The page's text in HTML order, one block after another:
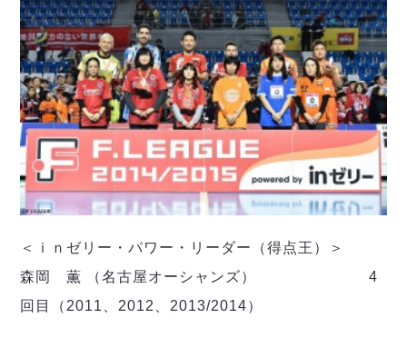
＜ｉｎゼリー・パワー・リーダー（得点王）＞
森岡 薫 （名古屋オーシャンズ） 4
回目（2011、2012、2013/2014）